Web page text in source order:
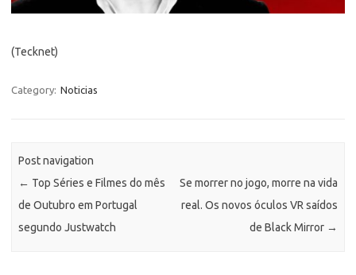
(Tecknet)
Category: Noticias
Post navigation
← Top Séries e Filmes do mês
de Outubro em Portugal
segundo Justwatch
Se morrer no jogo, morre na vida
real. Os novos óculos VR saídos
de Black Mirror →